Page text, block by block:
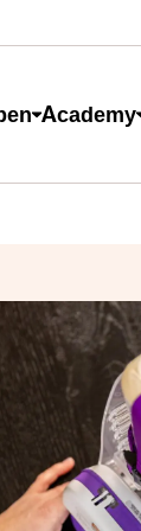
Academy